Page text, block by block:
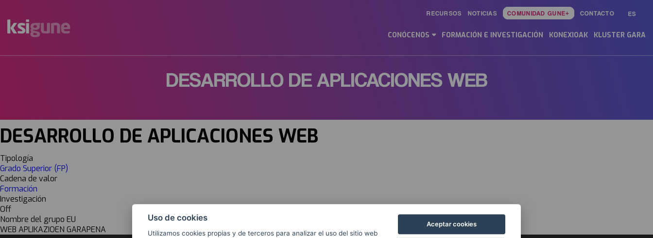
ES
Menu
ES
RECURSOS NOTICIAS COMUNIDAD GUNE+ CONTACTO
mapas
CONÓCENOS FORMACIÓN E INVESTIGACIÓN KONEXIOAK KLUSTER GARA
DESARROLLO DE APLICACIONES WEB
DESARROLLO DE APLICACIONES WEB
Tipología
Grado Superior (FP)
Cadena de valor
Formación
Investigación
Off
Nombre del grupo EU
WEB APLIKAZIOEN GARAPENA
Uso de cookies
Utilizamos cookies propias y de terceros para analizar el uso del sitio web
Aceptar cookies